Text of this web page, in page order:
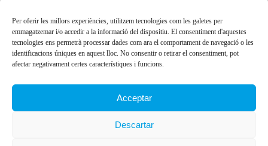
Per oferir les millors experiències, utilitzem tecnologies com les galetes per
emmagatzemar i/o accedir a la informació del dispositiu. El consentiment d'aquestes
tecnologies ens permetrà processar dades com ara el comportament de navegació o les
identificacions úniques en aquest lloc. No consentir o retirar el consentiment, pot
afectar negativament certes característiques i funcions.
Acceptar
Descartar